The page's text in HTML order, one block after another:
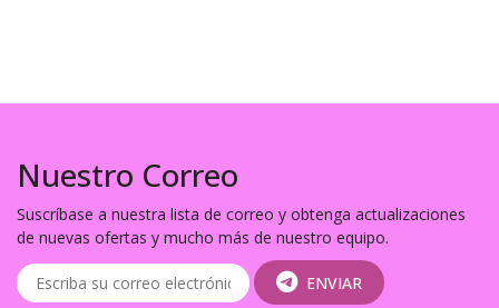
Nuestro Correo
Suscríbase a nuestra lista de correo y obtenga actualizaciones
de nuevas ofertas y mucho más de nuestro equipo.
ENVIAR